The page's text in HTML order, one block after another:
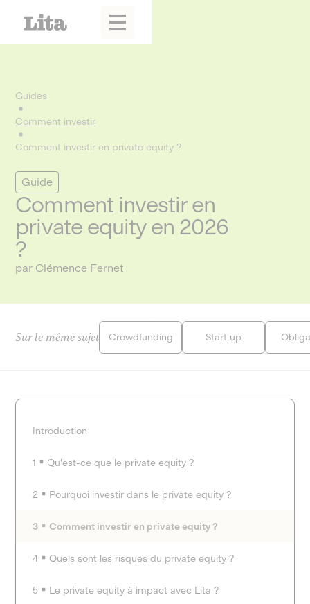
Guides
Comment investir
Comment investir en private equity ?
Guide
Comment investir en
private equity en 2026
?
par Clémence Fernet
Sur le même sujet Crowdfunding Start up
Introduction
1 Qu'est-ce que le private equity ?
2 Pourquoi investir dans le private equity ?
3 Comment investir en private equity ?
4 Quels sont les risques du private equity ?
5 Le private equity à impact avec Lita ?